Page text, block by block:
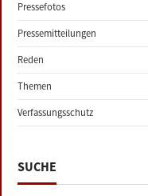
Pressefotos
Pressemitteilungen
Reden
Themen
Verfassungsschutz
SUCHE